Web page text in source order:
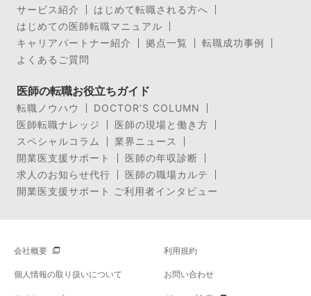
サービス紹介
はじめて転職される方へ
はじめての医師転職マニュアル
キャリアパートナー紹介
拠点一覧
転職成功事例
よくあるご質問
医師の転職お役立ちガイド
転職ノウハウ
DOCTOR’S COLUMN
医師転職ナレッジ
医師の現場と働き方
スペシャルコラム
業界ニュース
開業医支援サポート
医師の年収診断
求人のお知らせ代行
医師の職場カルテ
開業医支援サポート ご利用者インタビュー
会社概要 利用規約
個人情報の取り扱いについて お問い合わせ